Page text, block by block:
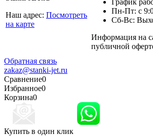
Наш адрес: Посмотреть
на карте
Пн-Пт: с
Сб-Вс:
Информация на
публичной
Обратная связь
zakaz@stanki-jet.ru
Сравнение0
Избранное0
Корзина0
Купить в один клик